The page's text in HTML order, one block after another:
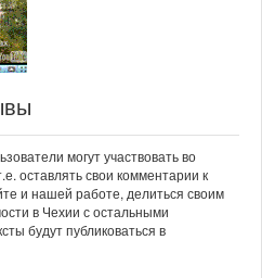
могут участвовать во
оставлять свои комментарии к
и нашей работе, делиться своим
в Чехии с остальными
будут публиковаться в